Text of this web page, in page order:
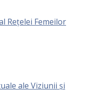
Rețelei Femeilor
ale Viziunii și